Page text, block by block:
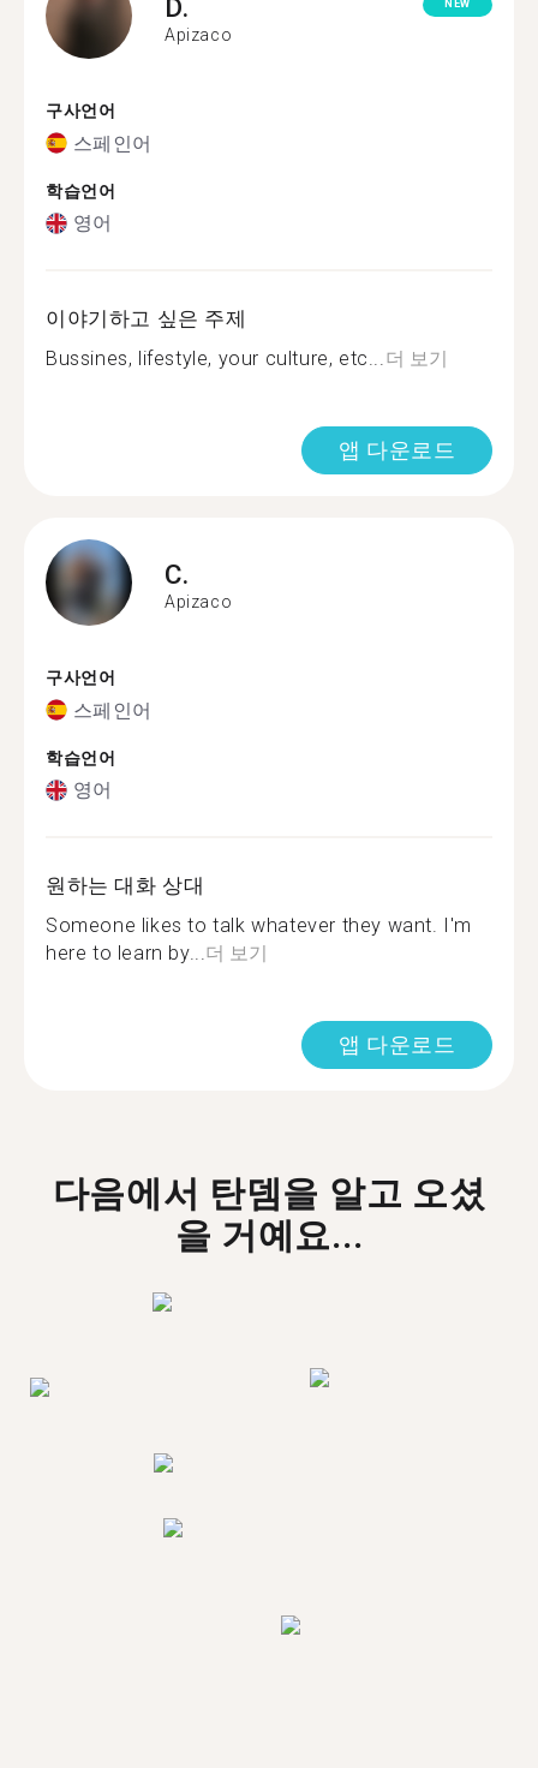
D.
Apizaco
NEW
구사언어
스페인어
학습언어
영어
이야기하고 싶은 주제
Bussines, lifestyle, your culture, etc...더 보기
앱 다운로드
C.
Apizaco
구사언어
스페인어
학습언어
영어
원하는 대화 상대
Someone likes to talk whatever they want. I'm
here to learn by...더 보기
앱 다운로드
다음에서 탄뎀을 알고 오셨
을 거예요...